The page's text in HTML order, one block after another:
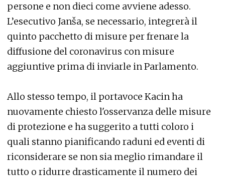
persone e non dieci come avviene adesso.
L’esecutivo Janša, se necessario, integrerà il
quinto pacchetto di misure per frenare la
diffusione del coronavirus con misure
aggiuntive prima di inviarle in Parlamento.
Allo stesso tempo, il portavoce Kacin ha
nuovamente chiesto l'osservanza delle misure
di protezione e ha suggerito a tutti coloro i
quali stanno pianificando raduni ed eventi di
riconsiderare se non sia meglio rimandare il
tutto o ridurre drasticamente il numero dei